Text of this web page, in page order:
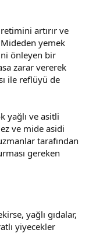
artırır ve
yemek
önleyen bir
zarar vererek
ile reflüyü de
yağlı ve asitli
ve mide asidi
tarafından
gereken
yağlı gıdalar,
yiyecekler